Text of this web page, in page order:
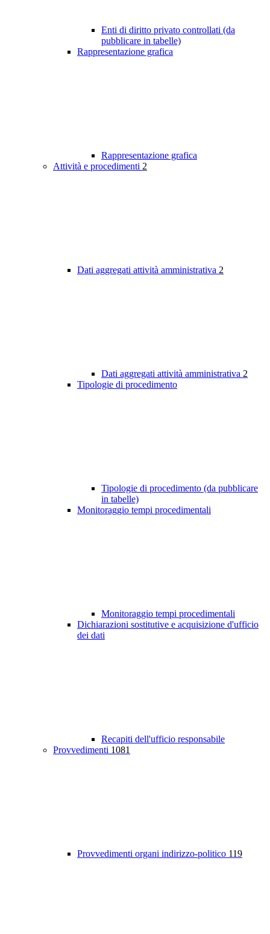
Enti di diritto privato controllati (da
pubblicare in tabelle)
Rappresentazione grafica
Rappresentazione grafica
Attività e procedimenti 2
Dati aggregati attività amministrativa 2
Dati aggregati attività amministrativa 2
Tipologie di procedimento
Tipologie di procedimento (da pubblicare
in tabelle)
Monitoraggio tempi procedimentali
Monitoraggio tempi procedimentali
Dichiarazioni sostitutive e acquisizione d'ufficio
dei dati
Recapiti dell'ufficio responsabile
Provvedimenti 1081
Provvedimenti organi indirizzo-politico 119